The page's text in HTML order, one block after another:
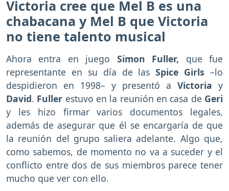
Victoria cree que Mel B es una
chabacana y Mel B que Victoria
no tiene talento musical
Ahora entra en juego Simon Fuller, que fue
representante en su día de lasSpice Girls –lo
despidieron en 1998– y presentó a Victoria y
David. Fuller estuvo en la reunión en casa de Geri
y les hizo firmar varios documentos legales,
además de asegurar que él se encargaría de que
la reunión del grupo saliera adelante. Algo que,
como sabemos, de momento no va a suceder y el
conflicto entre dos de sus miembros parece tener
mucho que ver con ello.